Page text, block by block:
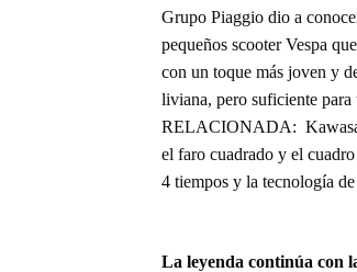
Grupo Piaggio dio a
pequeños scooter Vespa
con un toque más joven y
liviana, pero suficiente
RELACIONADA:
el faro cuadrado y el
4 tiempos y la tecnología
La leyenda continúa con